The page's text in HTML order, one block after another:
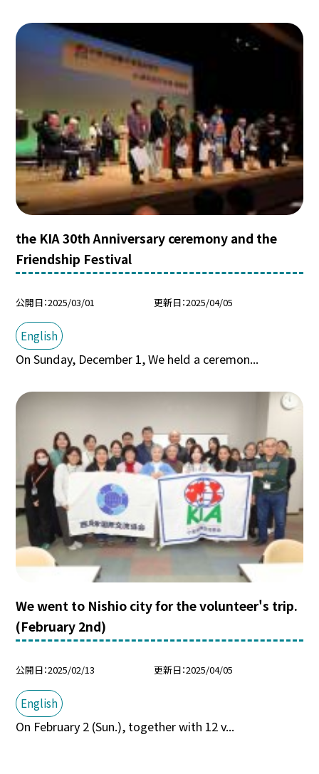
the KIA 30th Anniversary ceremony and the
Friendship Festival
公開日 2025/03/01 更新日 2025/04/05
English
On Sunday, December 1, We held a ceremon...
We went to Nishio city for the volunteer's trip.
(February 2nd)
公開日 2025/02/13 更新日 2025/04/05
English
On February 2 (Sun.), together with 12 v...